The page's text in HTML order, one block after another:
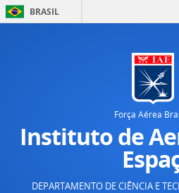
BRASIL
Força Aérea
Instituto de
DEPARTAMENTO DE CIÊNCIA E